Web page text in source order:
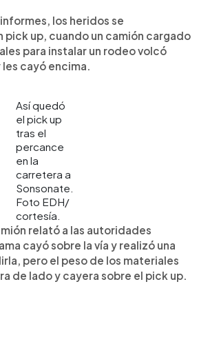
los heridos se
pick up, cuando un camión cargado
para instalar un rodeo volcó
cayó encima.
Así quedó
el pick up
tras el
percance
en la
carretera a
Sonsonate.
Foto EDH/
cortesía.
relató a las autoridades
cayó sobre la vía y realizó una
pero el peso de los materiales
de lado y cayera sobre el pick up.